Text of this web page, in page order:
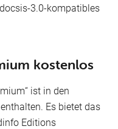
3.0-kompatibles
kostenlos
ist in den
Es bietet das
Editions